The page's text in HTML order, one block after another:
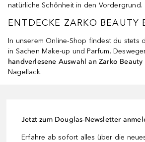
natürliche Schönheit in den Vordergrund.
ENTDECKE ZARKO BEAUTY
In unserem Online-Shop findest du stets
in Sachen Make-up und Parfum.
handverlesene Auswahl an Zarko Beauty
Nagellack.
Jetzt zum Douglas-Newsletter
Erfahre ab sofort alles über die